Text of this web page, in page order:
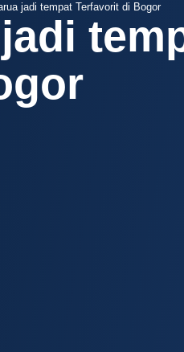
jadi tempat Terfavorit di Bogor